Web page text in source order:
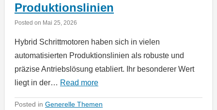
Produktionslinien
Posted on Mai 25, 2026
Hybrid Schrittmotoren haben sich in vielen
automatisierten Produktionslinien als robuste und
präzise Antriebslösung etabliert. Ihr besonderer Wert
liegt in der… Read more
Posted in Generelle Themen